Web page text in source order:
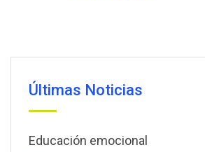
Últimas Noticias
Educación emocional